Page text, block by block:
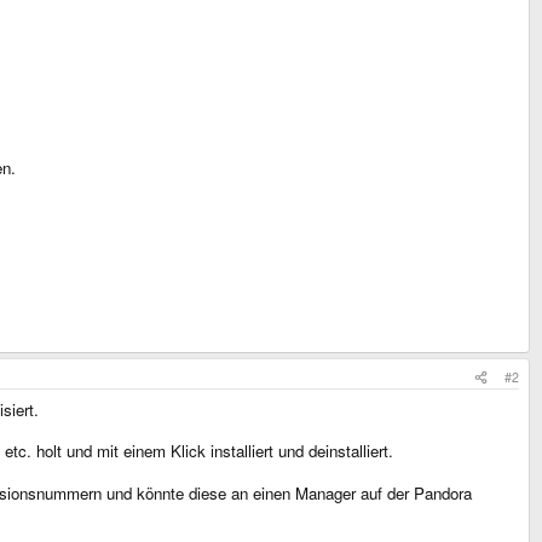
#2
holt und mit einem Klick installiert und deinstalliert.
und könnte diese an einen Manager auf der Pandora